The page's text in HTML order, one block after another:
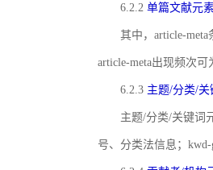
6.2.2 单篇文献元
其中，article-
article-meta出现频次可
6.2.3 主题/分类/
主题/分类/关键词
号、分类法信息；